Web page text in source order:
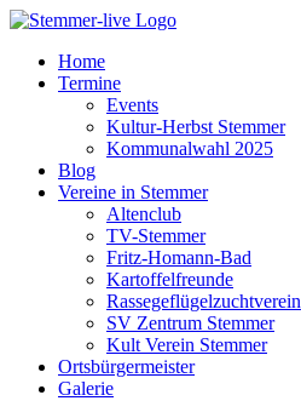
Home
Termine
Events
Kultur-Herbst Stemmer
Kommunalwahl 2025
Blog
Vereine in Stemmer
Altenclub
TV-Stemmer
Fritz-Homann-Bad
Kartoffelfreunde
Rassegeflügelzuchtverein
SV Zentrum Stemmer
Kult Verein Stemmer
Ortsbürgermeister
Galerie